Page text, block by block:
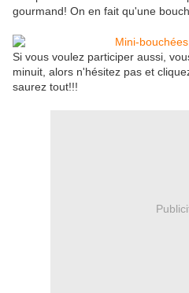
gourmand! On en fait qu'une
Si vous voulez participer aussi,
minuit, alors n'hésitez pas et
saurez tout!!!